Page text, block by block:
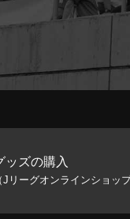
ッズの購入
Jリーグオンラインショップ